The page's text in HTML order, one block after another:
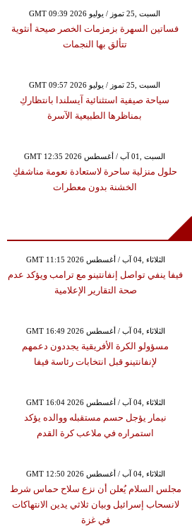
GMT 09:39 2026 السبت ,25 تموز / يوليو
فساتين السهرة بزمزمات الخصر صيحة أنثوية
تتألق بها النجمات
GMT 09:57 2026 السبت ,25 تموز / يوليو
سياحة صيفية استثنائية آيسلندا بانتظاركِ
بمناظرها الطبيعية الآسرة
GMT 12:35 2026 السبت ,01 آب / أغسطس
حلول منزلية ساحرة لاستعادة نعومة مناشفكِ
الخشنة بدون معطرات
GMT 11:15 2026 الثلاثاء ,04 آب / أغسطس
فيفا ينفي تواصل إنفانتينو مع ترامب ويؤكد عدم
صحة التقارير الإعلامية
GMT 16:49 2026 الثلاثاء ,04 آب / أغسطس
مسؤولو الكرة الأفريقية يجددون دعمهم
لإنفانتينو قبل انتخابات رئاسة فيفا
GMT 16:04 2026 الثلاثاء ,04 آب / أغسطس
نيمار يؤجل حسم مستقبله ووالده يؤكد
استمراره في ملاعب كرة القدم
GMT 12:50 2026 الثلاثاء ,04 آب / أغسطس
مجلس السلام يُعلن أن نزع سلاح حماس شرط
لانسحاب إسرائيل وبيان ثلاثي يدين الانتهاكات
في غزة